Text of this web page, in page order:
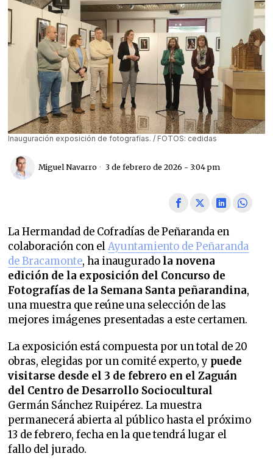
Inauguración exposición de fotografías. / FOTOS: cedidas
Miguel Navarro 3 de febrero de 2026 - 3:04 pm
La Hermandad de Cofradías de Peñaranda en
colaboración con elAyuntamiento de Peñaranda
de Bracamonte, ha inaugurado la novena
edición de la exposición del Concurso de
Fotografías de la Semana Santa peñarandina,
una muestra que reúne una selección de las
mejores imágenes presentadas a este certamen.
La exposición está compuesta por un total de 20
obras, elegidas por un comité experto, y puede
visitarse desde el 3 de febrero en el Zaguán
del Centro de Desarrollo Sociocultural
Germán Sánchez Ruipérez. La muestra
permanecerá abierta al público hasta el próximo
13 de febrero, fecha en la que tendrá lugar el
fallo del jurado.